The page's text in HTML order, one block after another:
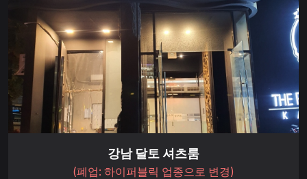
강남 달토 셔츠룸
(폐업: 하이퍼블릭 업종으로 변경)